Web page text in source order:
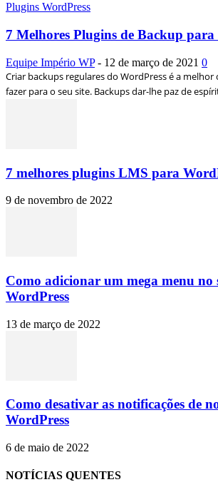
Plugins WordPress
7 Melhores Plugins de Backup para
Equipe Império WP - 12 de março de 2021 0
Criar backups regulares do WordPress é a melhor
fazer para o seu site. Backups dar-lhe paz de
7 melhores plugins LMS para
9 de novembro de 2022
Como adicionar um mega menu no
WordPress
13 de março de 2022
Como desativar as notificações de
WordPress
6 de maio de 2022
NOTÍCIAS QUENTES